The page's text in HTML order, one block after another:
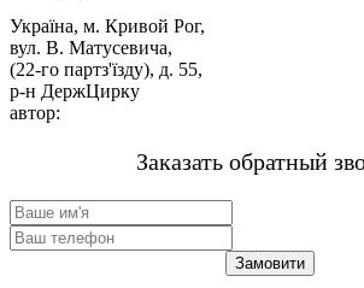
Україна, м. Кривой Рог,
вул. В. Матусевича,
(22-го партз'їзду), д. 55,
р-н ДержЦирку
автор:
Заказать обратный